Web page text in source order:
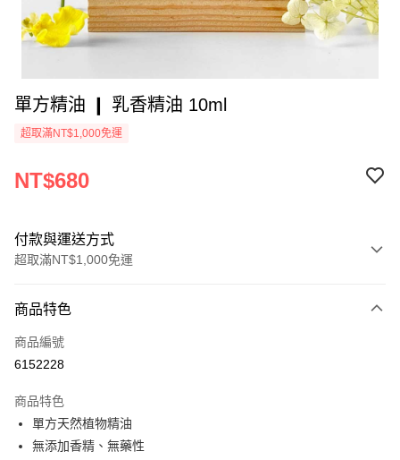
單方精油 ❙ 乳香精油 10ml
超取滿NT$1,000免運
NT$680
付款與運送方式
超取滿NT$1,000免運
信用卡一次付款
超商取貨付款
街口支付
悠遊付
商品特色
商品編號
6152228
商品特色
單方天然植物精油
無添加香精、無藥性